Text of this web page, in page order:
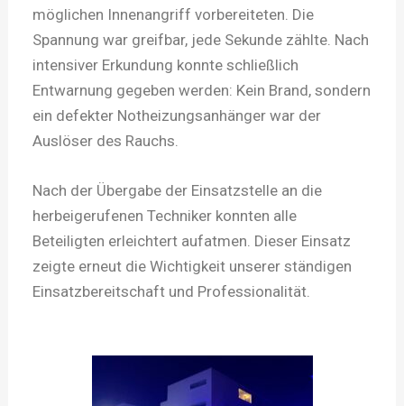
möglichen Innenangriff vorbereiteten. Die
Spannung war greifbar, jede Sekunde zählte. Nach
intensiver Erkundung konnte schließlich
Entwarnung gegeben werden: Kein Brand, sondern
ein defekter Notheizungsanhänger war der
Auslöser des Rauchs.
Nach der Übergabe der Einsatzstelle an die
herbeigerufenen Techniker konnten alle
Beteiligten erleichtert aufatmen. Dieser Einsatz
zeigte erneut die Wichtigkeit unserer ständigen
Einsatzbereitschaft und Professionalität.